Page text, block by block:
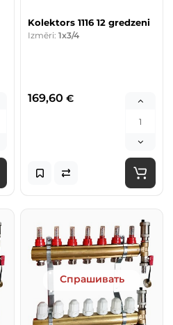
Kolektors 1116 12 gredzeni
Izmēri: 1x3/4
169,60 €
Спрашивать